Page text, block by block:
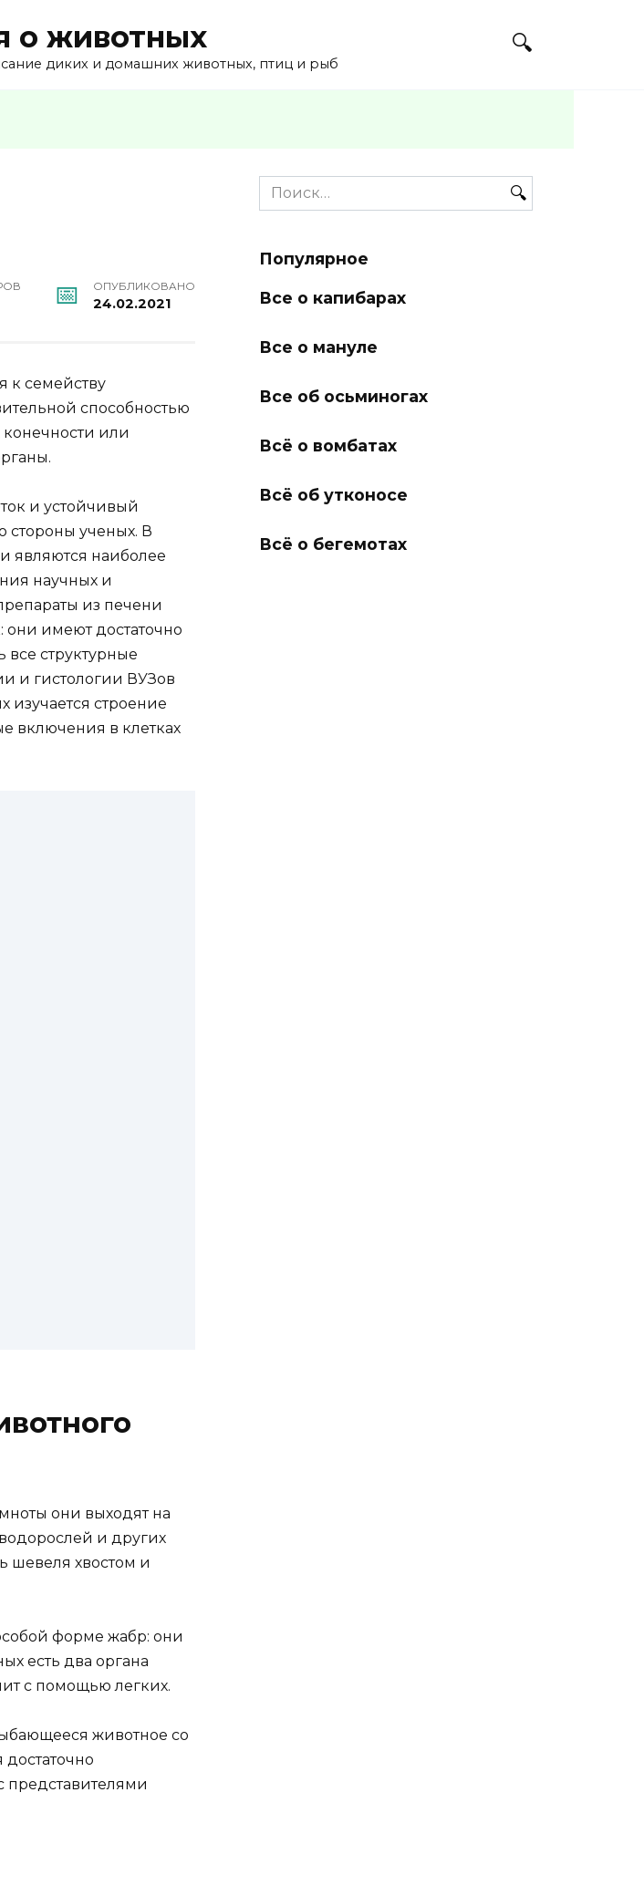
о животных
диких и домашних животных, птиц и рыб
ОПУБЛИКОВАНО
24.02.2021
к семейству
способностью
конечности или
и устойчивый
стороны ученых. В
являются наиболее
научных и
из печени
они имеют достаточно
все структурные
и гистологии ВУЗов
изучается строение
включения в клетках
они выходят на
и других
шевеля хвостом и
форме жабр: они
есть два органа
с помощью легких.
животное со
Search
for:
Популярное
Все о капибарах
Все о мануле
Все об осьминогах
Всё о вомбатах
Всё об утконосе
Всё о бегемотах